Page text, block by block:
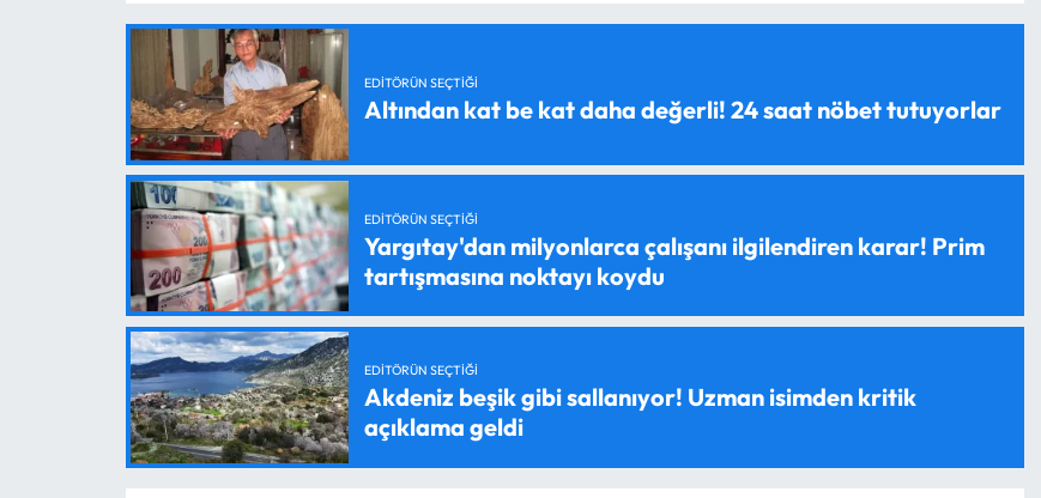
EDITÖRÜN SEÇTIĞI
Altından kat be kat daha değerli! 24 saat nöbet tutuyorlar
EDITÖRÜN SEÇTIĞI
Yargıtay'dan milyonlarca çalışanı ilgilendiren karar! Prim
tartışmasına noktayı koydu
EDITÖRÜN SEÇTIĞI
Akdeniz beşik gibi sallanıyor! Uzman isimden kritik
açıklama geldi